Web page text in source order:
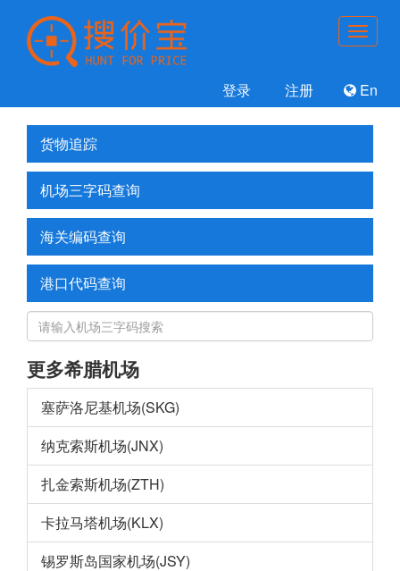
登录 注册 En
货物追踪
机场三字码查询
海关编码查询
港口代码查询
更多希腊机场
塞萨洛尼基机场(SKG)
纳克索斯机场(JNX)
扎金索斯机场(ZTH)
卡拉马塔机场(KLX)
锡罗斯岛国家机场(JSY)